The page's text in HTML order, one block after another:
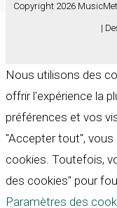
Copyright 2026
|
Nous utilisons des
offrir l'expérience la
préférences et vos
"Accepter tout",
cookies. Toutefois,
des cookies" pour
Paramètres des